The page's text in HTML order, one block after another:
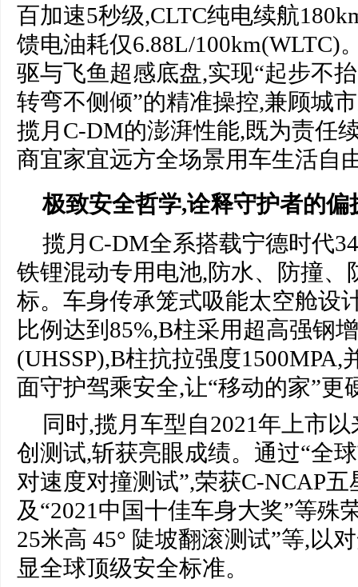
百加速5秒级,CLTC纯电续航
馈电油耗仅6.88L/100km(WLTC)
驱与飞鱼超感底盘,实现“起步不
转弯不侧倾”的精准操控,兼顾城
揽月C-DM的澎湃性能,既为责任
商宜家宜远方全场景用车生活自
极致安全哲学,诠释守护者的偏
揽月C-DM全系搭载宁德时代
铁锂混动专用电池,防水、防撞、
标。车身传承笼式吸能太空舱设
比例达到85%,B柱采用超高强钢
(UHSSP),B柱抗拉强度1500MPA,
面守护驾乘安全,让“移动的家”更
同时,揽月车型自2021年上市
创测试,斩获亮眼成绩。通过“全
对速度对撞测试”,荣获C-NCAP
及“2021中国十佳车身大奖”等殊
25米高 45° 陡坡翻滚测试”等,以
显全球顶级安全标准。